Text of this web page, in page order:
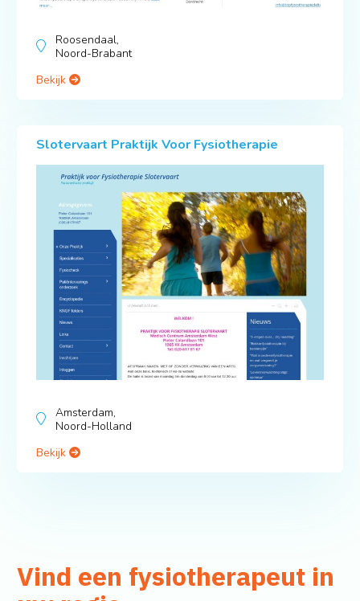
Roosendaal,
Noord-Brabant
Bekijk
Slotervaart Praktijk Voor Fysiotherapie
Amsterdam,
Noord-Holland
Bekijk
Vind een fysiotherapeut in